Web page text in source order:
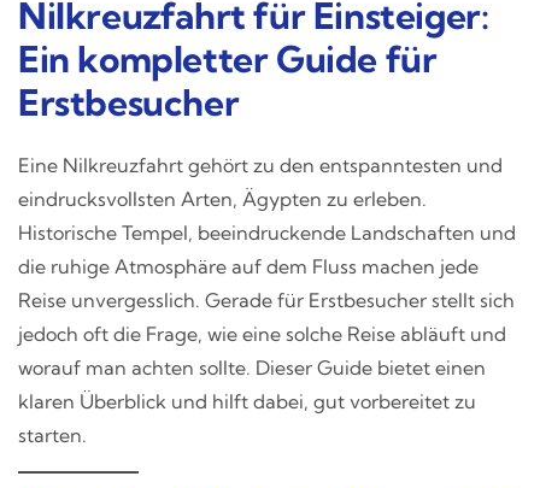
Nilkreuzfahrt für Einsteiger:
Ein kompletter Guide für
Erstbesucher
Eine Nilkreuzfahrt gehört zu den entspanntesten und
eindrucksvollsten Arten, Ägypten zu erleben.
Historische Tempel, beeindruckende Landschaften und
die ruhige Atmosphäre auf dem Fluss machen jede
Reise unvergesslich. Gerade für Erstbesucher stellt sich
jedoch oft die Frage, wie eine solche Reise abläuft und
worauf man achten sollte. Dieser Guide bietet einen
klaren Überblick und hilft dabei, gut vorbereitet zu
starten.